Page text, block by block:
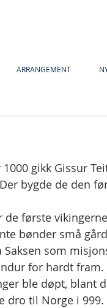
ARRANGEMENT
gikk Gissur
bygde de den
de første
bønder små
Saksen som
for hardt fram.
ble døpt, blant
dro til Norge i 999.